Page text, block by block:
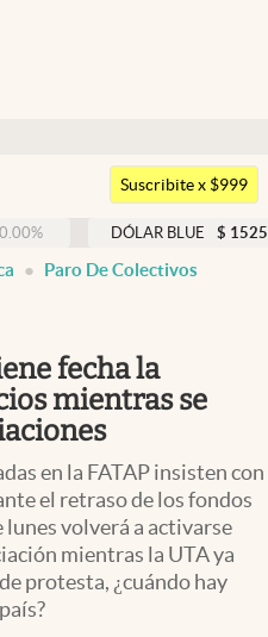
Argentina
Suscribite x $999
DÓLAR BLUE $ 1525 -
Paro De Colectivos
fecha la
mientras se
en la FATAP insisten con
el retraso de los fondos
lunes volverá a activarse
mientras la UTA ya
protesta, ¿cuándo hay